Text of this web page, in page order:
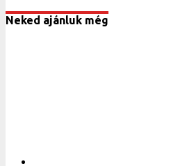
Neked ajánluk még